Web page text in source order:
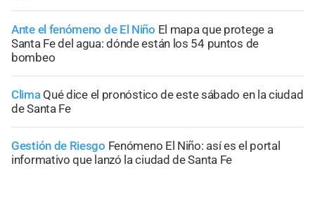
Ante el fenómeno de El Niño El mapa que protege a
Santa Fe del agua: dónde están los 54 puntos de
bombeo
Clima Qué dice el pronóstico de este sábado en la ciudad
de Santa Fe
Gestión de Riesgo Fenómeno El Niño: así es el portal
informativo que lanzó la ciudad de Santa Fe